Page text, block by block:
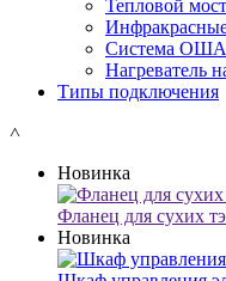
Тепловой мост
Инфракрасные
Система ОША
Нагреватель
Типы подключения
˄
Новинка
Фланец для сухих
Новинка